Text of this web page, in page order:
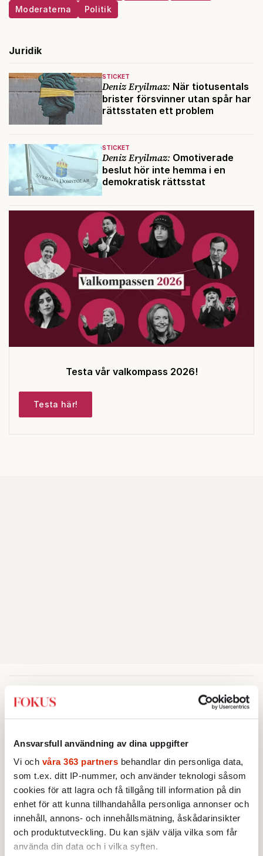
Ansvarsfull användning av dina uppgifter
Vi och våra 363 partners behandlar din personliga data,
som t.ex. ditt IP-nummer, och använder teknologi såsom
cookies för att lagra och få tillgång till information på din
enhet för att kunna tillhandahålla personliga annonser och
innehåll, annons- och innehållsmätning, åskådarinsikter
och produktutveckling. Du kan själv välja vilka som får
använda din data och i vilka syften.
Moderaterna
Politik
Juridik
STICKET
Deniz Eryilmaz: När tiotusentals
brister försvinner utan spår har
rättsstaten ett problem
STICKET
Deniz Eryilmaz: Omotiverade
beslut hör inte hemma i en
demokratisk rättsstat
Testa vår valkompass 2026!
Testa här!
Intervju
ett fascinerande mysterium”
Universella teman utforskas i
Christopher Nolans nya storfilm
”The Odyssey”. Nu berättar
stjärnregissören om
fascinationen för Homeros
klassiska epos.
Av: Gunnar Rehlin
INTERVJU KULTUR
”Hon är fan skitsöt”
När Björn Stein och Amy